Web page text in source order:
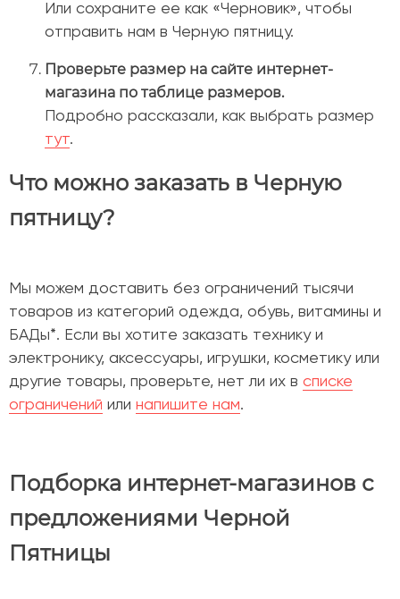
Или сохраните ее как «Черновик», чтобы
отправить нам в Черную пятницу.
Проверьте размер на сайте интернет-
магазина по таблице размеров.
Подробно рассказали, как выбрать размер
тут.
Что можно заказать в Черную
пятницу?
Мы можем доставить без ограничений тысячи
товаров из категорий одежда, обувь, витамины и
БАДы*. Если вы хотите заказать технику и
электронику, аксессуары, игрушки, косметику или
другие товары, проверьте, нет ли их в списке
ограничений или напишите нам.
Подборка интернет-магазинов с
предложениями Черной
Пятницы